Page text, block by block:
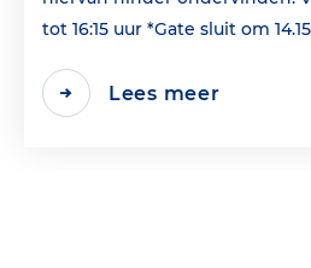
tot 16:15 uur *Gate sluit om
Lees meer